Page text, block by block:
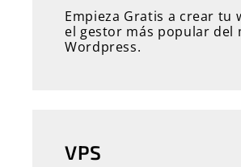
Empieza Gratis a crear tu
el gestor más popular del
Wordpress.
VPS